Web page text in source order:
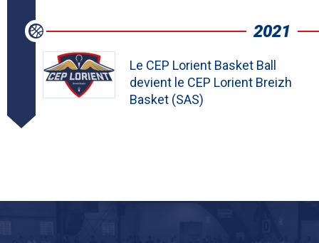
2021
Le CEP Lorient Basket Ball
devient le CEP Lorient Breizh
Basket (SAS)